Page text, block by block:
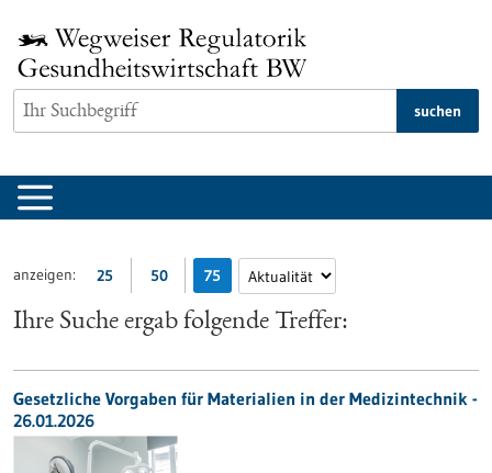
Inhalt
springen
suchen
anzeigen: 25 50 75
Ihre Suche ergab folgende Treffer:
Gesetzliche Vorgaben für Materialien in der Medizintechnik -
26.01.2026